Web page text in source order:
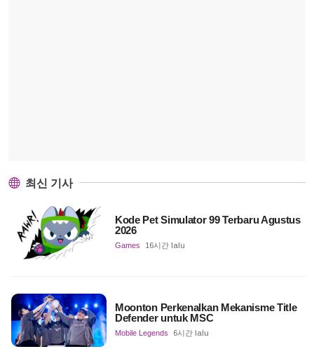
최신 기사
Kode Pet Simulator 99 Terbaru Agustus
2026
Games 16시간 lalu
Moonton Perkenalkan Mekanisme Title
Defender untuk MSC
Mobile Legends 6시간 lalu